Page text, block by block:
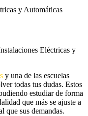
y Automáticas
Eléctricas y
y una de las escuelas
todas tus dudas. Estos
estudiar de forma
que más se ajuste a
que sus demandas.